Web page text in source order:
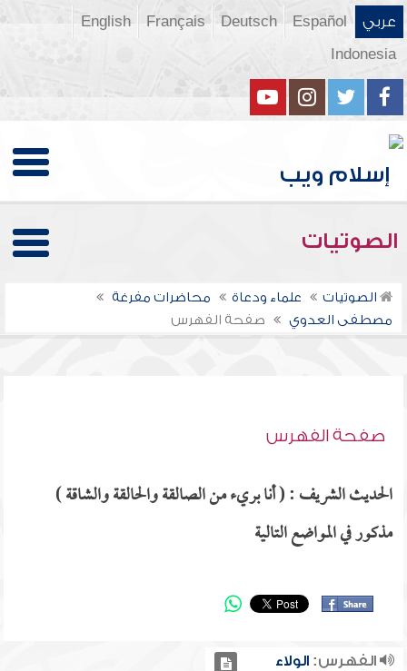
عربي Español
Deutsch
Français
English
Indonesia
الصوتيات
الصوتيات علماء ودعاة
محاضرات مفرغة
مصطفى العدوي
صفحة الفهرس
صفحة الفهرس
الحديث الشريف : ( أنا بريء من الصالقة والحالقة والشاقة )
مذكور في المواضع التالية
الفهرس:الولاء